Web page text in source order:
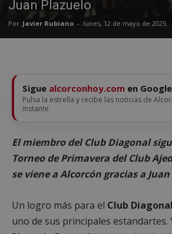
Juan Plazuelo
Por Javier Rubiano - lunes, 12 de mayo de 2025
Sigue alcorconhoy.com en
Pulsa la estrella y recibe las noticias de
instante
El miembro del Club Diagonal
Torneo de Primavera del Club
se viene a Alcorcón gracias a
Un logro más para el Club
uno de sus principales estandartes.